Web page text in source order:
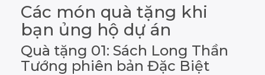
Các món quà tặng khi
bạn ủng hộ dự án
Quà tặng 01: Sách Long Thần
Tướng phiên bản Đặc Biệt